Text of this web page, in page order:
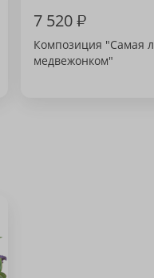
7 520₽
Композиция "Самая
медвежонком"